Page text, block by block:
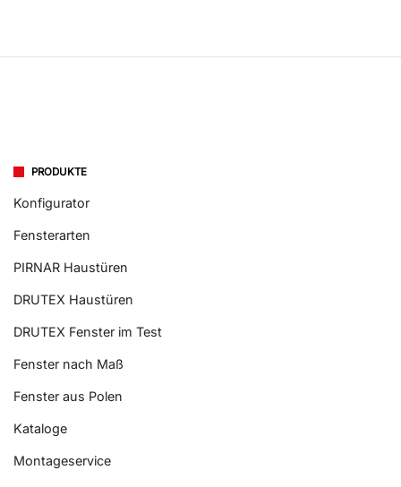
PRODUKTE
Konfigurator
Fensterarten
PIRNAR Haustüren
DRUTEX Haustüren
DRUTEX Fenster im Test
Fenster nach Maß
Fenster aus Polen
Kataloge
Montageservice